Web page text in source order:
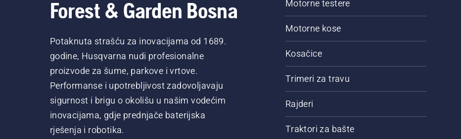
Forest & Garden Bosna
Potaknuta strašću za inovacijama od 1689.
godine, Husqvarna nudi profesionalne
proizvode za šume, parkove i vrtove.
Performanse i upotrebljivost zadovoljavaju
sigurnost i brigu o okolišu u našim vodećim
inovacijama, gdje prednjače baterijska
rješenja i robotika.
Motorne testere
Motorne kose
Kosačice
Trimeri za travu
Rajderi
Traktori za bašte